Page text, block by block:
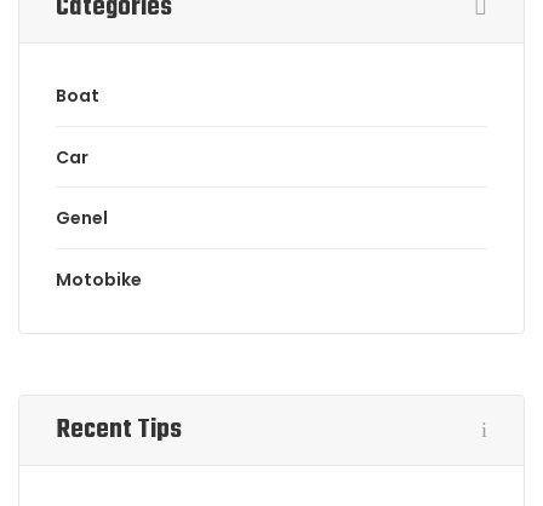
Boat
Car
Genel
Motobike
Recent Tips